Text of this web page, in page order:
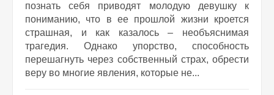
познать себя приводят молодую девушку к
пониманию, что в ее прошлой жизни кроется
страшная, и как казалось – необъяснимая
трагедия. Однако упорство, способность
перешагнуть через собственный страх, обрести
веру во многие явления, которые не...